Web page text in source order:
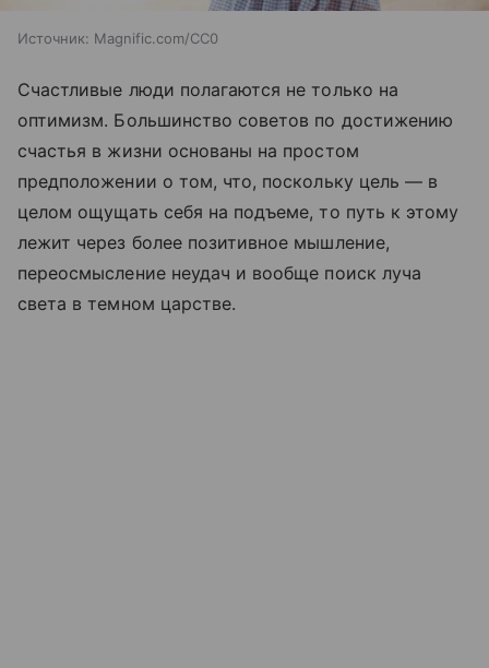
Источник: Magnific.com/CC0
Счастливые люди полагаются не только на
оптимизм. Большинство советов по достижению
счастья в жизни основаны на простом
предположении о том, что, поскольку цель — в
целом ощущать себя на подъеме, то путь к этому
лежит через более позитивное мышление,
переосмысление неудач и вообще поиск луча
света в темном царстве.